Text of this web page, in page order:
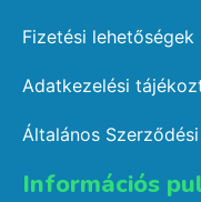
Fizetési lehetőségek
Adatkezelési
Általános
Információs